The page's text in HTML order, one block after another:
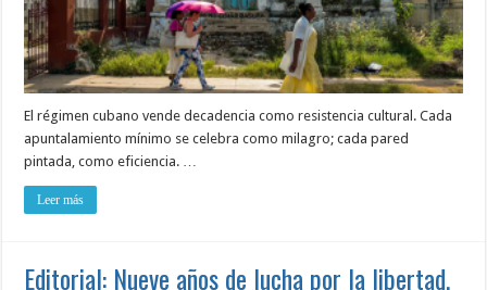
El régimen cubano vende decadencia como resistencia cultural. Cada
apuntalamiento mínimo se celebra como milagro; cada pared
pintada, como eficiencia. …
Leer más
Editorial: Nueve años de lucha por la libertad,